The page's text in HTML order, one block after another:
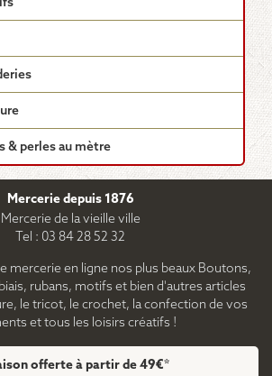
& perles au mètre
Mercerie depuis 1876
Mercerie de la vieille ville
Tel : 03 84 28 52 32
mercerie en ligne nos plus beaux Boutons,
rubans, motifs et bien d'autres articles
le tricot, le crochet, la confection de vos
et tous les loisirs créatifs !
offerte à partir de 49€*